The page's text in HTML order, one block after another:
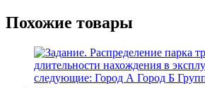
Похожие товары